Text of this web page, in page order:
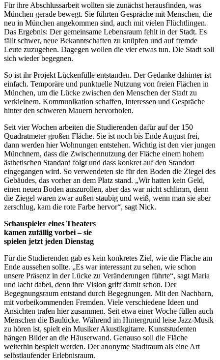
Für ihre Abschlussarbeit wollten sie zunächst herausfinden, was
München gerade bewegt. Sie führten Gespräche mit Menschen, die
neu in München angekommen sind, auch mit vielen Flüchtlingen.
Das Ergebnis: Der gemeinsame Lebensraum fehlt in der Stadt. Es
fällt schwer, neue Bekanntschaften zu knüpfen und auf fremde
Leute zuzugehen. Dagegen wollen die vier etwas tun. Die Stadt soll
sich wieder begegnen.
So ist ihr Projekt Lückenfülle entstanden. Der Gedanke dahinter ist
einfach. Temporäre und punktuelle Nutzung von freien Flächen in
München, um die Lücke zwischen den Menschen der Stadt zu
verkleinern. Kommunikation schaffen, Interessen und Gespräche
hinter den schweren Mauern hervorholen.
Seit vier Wochen arbeiten die Studierenden dafür auf der 150
Quadratmeter großen Fläche. Sie ist noch bis Ende August frei,
dann werden hier Wohnungen entstehen. Wichtig ist den vier jungen
Münchnern, dass die Zwischennutzung der Fläche einem hohem
ästhetischen Standard folgt und dass konkret auf den Standort
eingegangen wird. So verwendeten sie für den Boden die Ziegel des
Gebäudes, das vorher an dem Platz stand. „Wir hatten kein Geld,
einen neuen Boden auszurollen, aber das war nicht schlimm, denn
die Ziegel waren zwar außen staubig und weiß, wenn man sie aber
zerschlug, kam die rote Farbe hervor“, sagt Nick.
Schauspieler eines Theaters
kamen zufällig vorbei – sie
spielen jetzt jeden Dienstag
Für die Studierenden gab es kein konkretes Ziel, wie die Fläche am
Ende aussehen sollte. „Es war interessant zu sehen, wie schon
unsere Präsenz in der Lücke zu Veränderungen führte“, sagt Maria
und lacht dabei, denn ihre Vision griff damit schon. Der
Begegnungsraum entstand durch Begegnungen. Mit den Nachbarn,
mit vorbeikommenden Fremden. Viele verschiedene Ideen und
Ansichten trafen hier zusammen. Seit etwa einer Woche füllen auch
Menschen die Baulücke. Während im Hintergrund leise Jazz-Musik
zu hören ist, spielt ein Musiker Akustikgitarre. Kunststudenten
hängen Bilder an die Häuserwand. Genauso soll die Fläche
weiterhin bespielt werden. Der anonyme Stadtraum als eine Art
selbstlaufender Erlebnisraum.